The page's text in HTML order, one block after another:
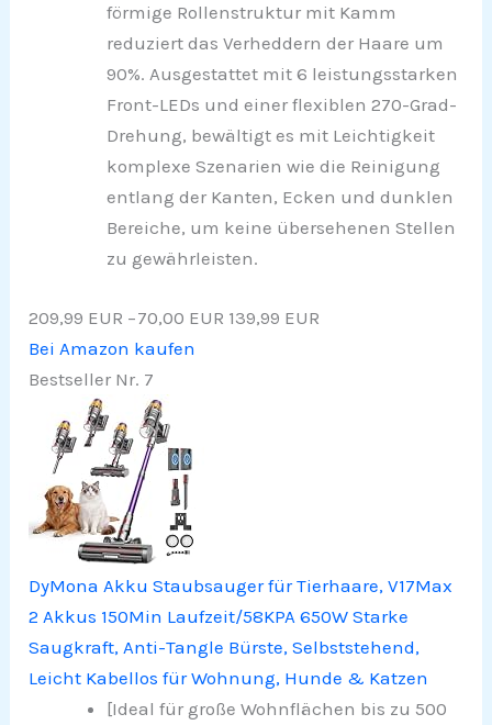
förmige Rollenstruktur mit Kamm
reduziert das Verheddern der Haare um
90%. Ausgestattet mit 6 leistungsstarken
Front-LEDs und einer flexiblen 270-Grad-
Drehung, bewältigt es mit Leichtigkeit
komplexe Szenarien wie die Reinigung
entlang der Kanten, Ecken und dunklen
Bereiche, um keine übersehenen Stellen
zu gewährleisten.
209,99 EUR −70,00 EUR 139,99 EUR
Bei Amazon kaufen
Bestseller Nr. 7
DyMona Akku Staubsauger für Tierhaare, V17Max
2 Akkus 150Min Laufzeit/58KPA 650W Starke
Saugkraft, Anti-Tangle Bürste, Selbststehend,
Leicht Kabellos für Wohnung, Hunde & Katzen
[Ideal für große Wohnflächen bis zu 500